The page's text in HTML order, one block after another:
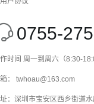
0755-
时间 周一到周六（8:30-
： twhoau@163.com
：深圳市宝安区西乡街道